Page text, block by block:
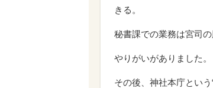
きる。
秘書課での業務は宮司
やりがいがありました。
その後、神社本庁とい